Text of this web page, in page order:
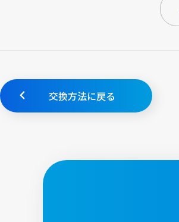
交換方法に戻る